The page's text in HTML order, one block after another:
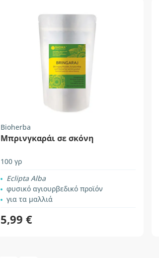
Bioherba
Μπρινγκαράι σε σκόνη
100 γρ
Eclipta Alba
φυσικό αγιουρβεδικό προϊόν
για τα μαλλιά
5,99 €